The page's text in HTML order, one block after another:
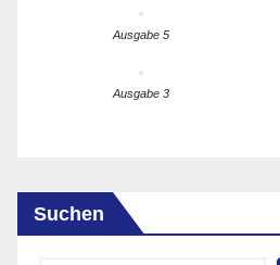
Ausgabe 5
Ausgabe 3
Suchen